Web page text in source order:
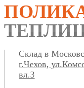
Склад в
г.Чехов,
вл.3